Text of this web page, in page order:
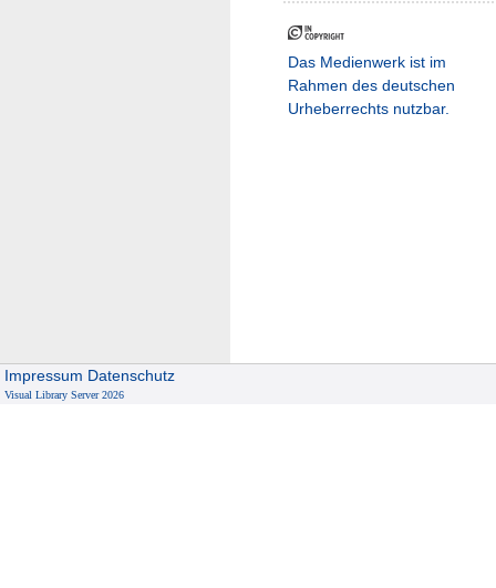
Das Medienwerk ist im
Rahmen des deutschen
Urheberrechts nutzbar.
Impressum Datenschutz
Visual Library Server 2026